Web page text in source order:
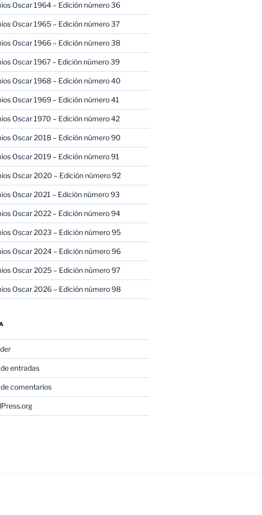
Oscar 1964 – Edición número 36
Oscar 1965 – Edición número 37
Oscar 1966 – Edición número 38
Oscar 1967 – Edición número 39
Oscar 1968 – Edición número 40
Oscar 1969 – Edición número 41
Oscar 1970 – Edición número 42
Oscar 2018 – Edición número 90
Oscar 2019 – Edición número 91
Oscar 2020 – Edición número 92
Oscar 2021 – Edición número 93
Oscar 2022 – Edición número 94
Oscar 2023 – Edición número 95
Oscar 2024 – Edición número 96
Oscar 2025 – Edición número 97
Oscar 2026 – Edición número 98
de entradas
de comentarios